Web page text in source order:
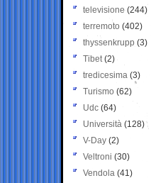
televisione(244)
terremoto (402)
thyssenkrupp (3)
Tibet(2)
tredicesima (3)
Turismo (62)
Udc (64)
Università (128)
V-Day (2)
Veltroni (30)
Vendola (41)